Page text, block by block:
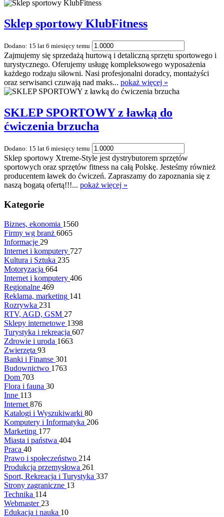
Sklep sportowy KlubFitness
Dodano: 15 lat 6 miesięcy temu
Zajmujemy się sprzedażą hurtową i detaliczną sprzętu sportowego i
turystycznego. Oferujemy usługę kompleksowego wyposażenia
każdego rodzaju siłowni. Nasi profesjonalni doradcy, montażyści
oraz serwisanci czuwają nad maks... pokaż więcej »
SKLEP SPORTOWY z ławką do
ćwiczenia brzucha
Dodano: 15 lat 6 miesięcy temu
Sklep sportowy Xtreme-Style jest dystrybutorem sprzętów
sportowych oraz sprzętów fitness na całą Polskę. Jesteśmy również
producentem ławek do ćwiczeń. Zapraszamy do zapoznania się z
naszą bogatą ofertą!!!... pokaż więcej »
Kategorie
Biznes, ekonomia 1560
Firmy wg branż 6065
Informacje 29
Internet i komputery 727
Kultura i Sztuka 235
Motoryzacja 664
Internet i komputery 406
Regionalne 469
Reklama, marketing 141
Rozrywka 231
RTV, AGD, GSM 27
Sklepy internetowe 1398
Turystyka i rekreacja 607
Zdrowie i uroda 1663
Zwierzęta 93
Banki i Finanse 301
Budownictwo 1763
Dom 703
Flora i fauna 30
Inne 113
Internet 876
Katalogi i Wyszukiwarki 80
Komputery i Informatyka 206
Marketing 177
Miasta i państwa 404
Praca 40
Prawo i społeczeństwo 214
Produkcja przemysłowa 261
Sport, Rekreacja i Turystyka 337
Strony zagraniczne 13
Technika 114
Webmaster 23
Edukacja i nauka 10